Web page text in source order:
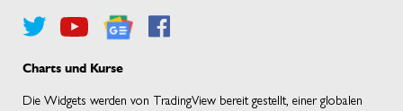
Charts und Kurse
Die Widgets werden von TradingView bereit gestellt, einer globalen